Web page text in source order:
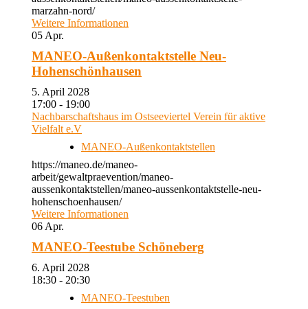
marzahn-nord/
Weitere Informationen
05 Apr.
MANEO-Außenkontaktstelle Neu-
Hohenschönhausen
5. April 2028
17:00 - 19:00
Nachbarschaftshaus im Ostseeviertel Verein für aktive
Vielfalt e.V
MANEO-Außenkontaktstellen
https://maneo.de/maneo-
arbeit/gewaltpraevention/maneo-
aussenkontaktstellen/maneo-aussenkontaktstelle-neu-
hohenschoenhausen/
Weitere Informationen
06 Apr.
MANEO-Teestube Schöneberg
6. April 2028
18:30 - 20:30
MANEO-Teestuben